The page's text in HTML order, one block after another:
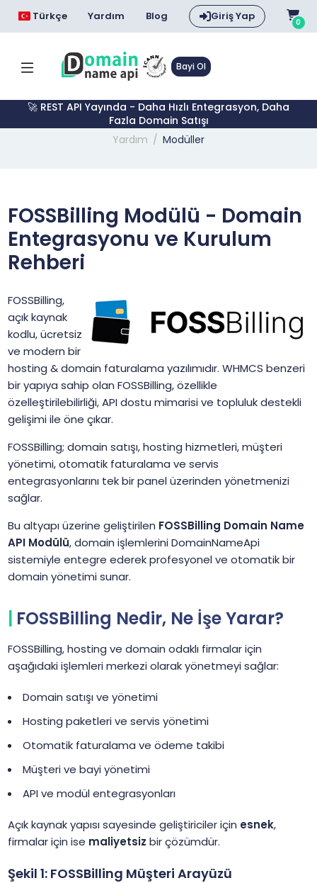
Türkçe Yardım Blog Giriş Yap 0
Bayi Ol
🚀 REST API Yayında - Daha Hızlı Entegrasyon, Daha
Fazla Domain Satışı
Yardım
Modüller
FOSSBilling Modülü - Domain
Entegrasyonu ve Kurulum
Rehberi
FOSSBilling,
açık kaynak
kodlu, ücretsiz
ve modern bir
hosting & domain faturalama yazılımıdır. WHMCS benzeri
bir yapıya sahip olan FOSSBilling, özellikle
özelleştirilebilirliği, API dostu mimarisi ve topluluk destekli
gelişimi ile öne çıkar.
FOSSBilling; domain satışı, hosting hizmetleri, müşteri
yönetimi, otomatik faturalama ve servis
entegrasyonlarını tek bir panel üzerinden yönetmenizi
sağlar.
Bu altyapı üzerine geliştirilen FOSSBilling Domain Name
API Modülü, domain işlemlerini DomainNameApi
sistemiyle entegre ederek profesyonel ve otomatik bir
domain yönetimi sunar.
FOSSBilling Nedir, Ne İşe Yarar?
FOSSBilling, hosting ve domain odaklı firmalar için
aşağıdaki işlemleri merkezi olarak yönetmeyi sağlar:
Domain satışı ve yönetimi
Hosting paketleri ve servis yönetimi
Otomatik faturalama ve ödeme takibi
Müşteri ve bayi yönetimi
API ve modül entegrasyonları
Açık kaynak yapısı sayesinde geliştiriciler için esnek,
firmalar için ise maliyetsiz bir çözümdür.
Şekil 1: FOSSBilling Müşteri Arayüzü